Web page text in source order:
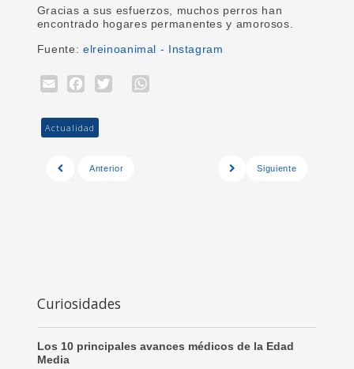
Gracias a sus esfuerzos, muchos perros han
encontrado hogares permanentes y amorosos.
Fuente: elreinoanimal - Instagram
EmailFacebook
Twitter
Actualidad
Anterior Siguiente
Curiosidades
Los 10 principales avances médicos de la Edad
Media